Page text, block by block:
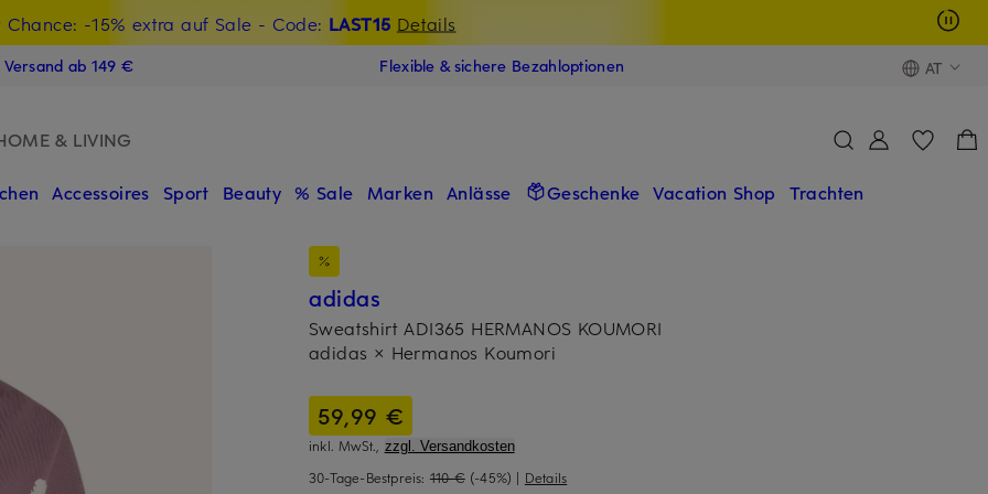
Chance: -15% extra auf Sale - Code: LAST15 Details
Willkommensgutschein mit Beyond sichern
ab 149 € Flexible & sichere Bezahloptionen AT
& LIVING
Accessoires Sport Beauty % Sale Marken Anlässe Geschenke Vacation Shop Trachten
adidas
Sweatshirt ADI365 HERMANOS KOUMORI
adidas × Hermanos Koumori
59,99 €
inkl. MwSt., zzgl. Versandkosten
30-Tage-Bestpreis: 110 € (-45%) | Details